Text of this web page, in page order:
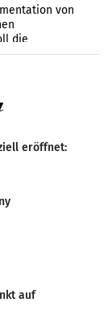
von
die
Manipulation und
eröffnet:
auf